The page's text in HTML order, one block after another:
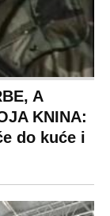
A
KNINA:
do kuće i